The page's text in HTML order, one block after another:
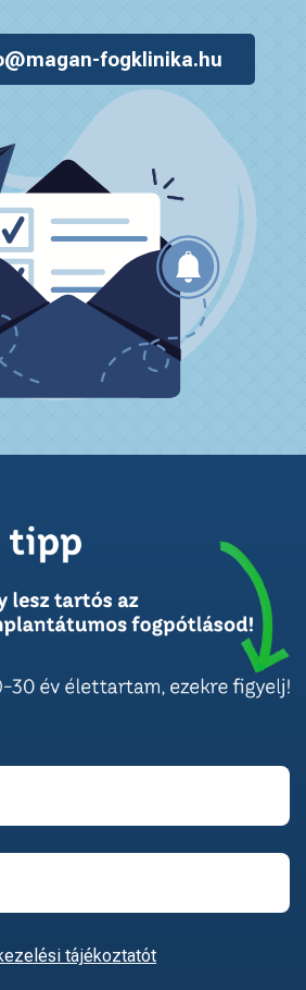
fogklinika.hu
tájékoztatót